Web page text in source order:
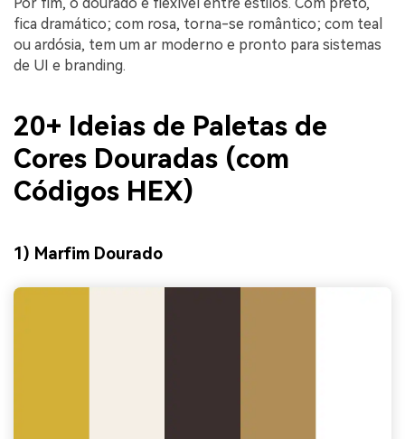
fica dramático; com rosa, torna-se romântico; com teal
ou ardósia, tem um ar moderno e pronto para sistemas
de UI e branding.
20+ Ideias de Paletas de
Cores Douradas (com
Códigos HEX)
1) Marfim Dourado